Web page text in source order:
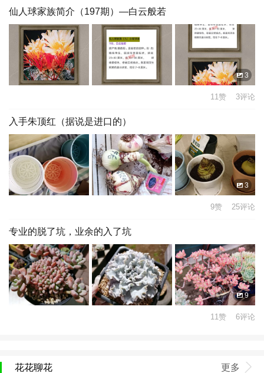
仙人球家族简介（197期）—白云般若
3
11赞 3评论
入手朱顶红（据说是进口的）
3
9赞 25评论
专业的脱了坑，业余的入了坑
9
11赞 6评论
花花聊花 更多